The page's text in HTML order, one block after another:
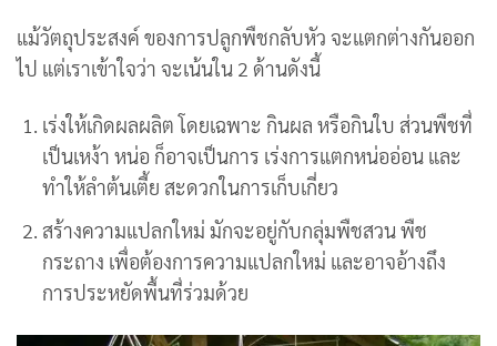
แม้วัตถุประสงค์ ของการปลูกพืชกลับหัว จะแตกต่างกันออก
ไป แต่เราเข้าใจว่า จะเน้นใน 2 ด้านดังนี้
เร่งให้เกิดผลผลิต โดยเฉพาะ กินผล หรือกินใบ ส่วนพืชที่
เป็นเหง้า หน่อ ก็อาจเป็นการ เร่งการแตกหน่ออ่อน และ
ทำให้ลำต้นเตี้ย สะดวกในการเก็บเกี่ยว
สร้างความแปลกใหม่ มักจะอยู่กับกลุ่มพืชสวน พืช
กระถาง เพื่อต้องการความแปลกใหม่ และอาจอ้างถึง
การประหยัดพื้นที่ร่วมด้วย